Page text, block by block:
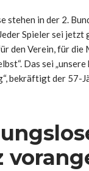
stehen in der 2.
Spieler sei
den Verein, für
Das sei „unsere
bekräftigt der 57-